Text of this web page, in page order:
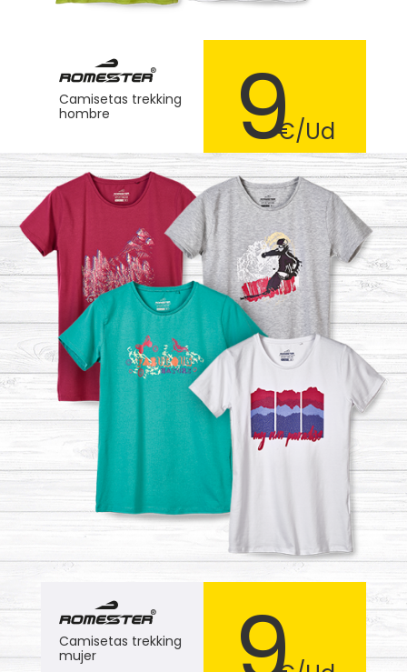
Camisetas trekking
hombre
9€/Ud
Camisetas trekking
mujer